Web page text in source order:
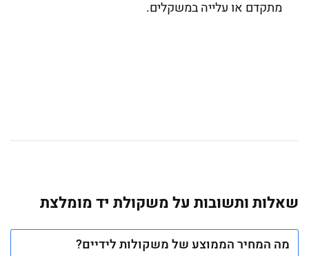
מתקדם או עלייה במשקלים.
שאלות ותשובות על משקולת יד מומלצת
מה המחיר הממוצע של משקולות לידיים?